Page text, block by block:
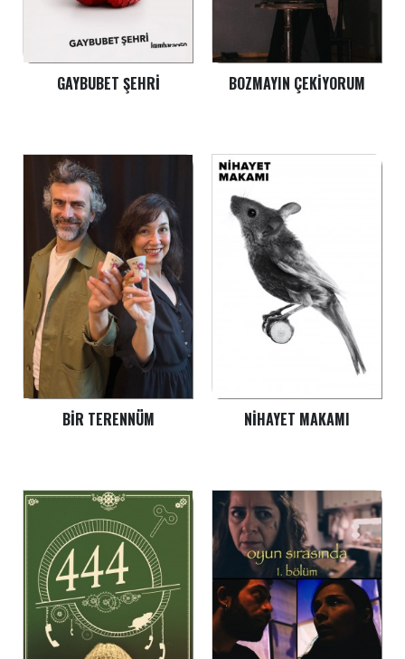
GAYBUBET ŞEHRI BOZMAYIN ÇEKIYORUM
BIR TERENNÜM NIHAYET MAKAMI